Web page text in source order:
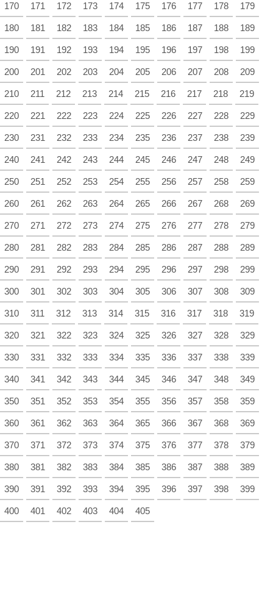
170 171 172 173 174 175 176 177 178 179
180 181 182 183 184 185 186 187 188 189
190 191 192 193 194 195 196 197 198 199
200 201 202 203 204 205 206 207 208 209
210 211 212 213 214 215 216 217 218 219
220 221 222 223 224 225 226 227 228 229
230 231 232 233 234 235 236 237 238 239
240 241 242 243 244 245 246 247 248 249
250 251 252 253 254 255 256 257 258 259
260 261 262 263 264 265 266 267 268 269
270 271 272 273 274 275 276 277 278 279
280 281 282 283 284 285 286 287 288 289
290 291 292 293 294 295 296 297 298 299
300 301 302 303 304 305 306 307 308 309
310 311 312 313 314 315 316 317 318 319
320 321 322 323 324 325 326 327 328 329
330 331 332 333 334 335 336 337 338 339
340 341 342 343 344 345 346 347 348 349
350 351 352 353 354 355 356 357 358 359
360 361 362 363 364 365 366 367 368 369
370 371 372 373 374 375 376 377 378 379
380 381 382 383 384 385 386 387 388 389
390 391 392 393 394 395 396 397 398 399
400 401 402 403 404 405